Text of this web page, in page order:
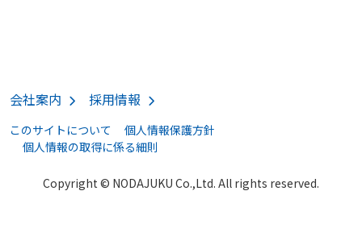
会社案内 採用情報
このサイトについて
個人情報保護方針
個人情報の取得に係る細則
Copyright © NODAJUKU Co.,Ltd. All rights reserved.